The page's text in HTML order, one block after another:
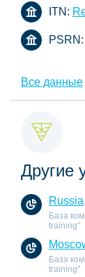
ITN:
PSRN:
Все данные
Другие
База
training"
База
training"